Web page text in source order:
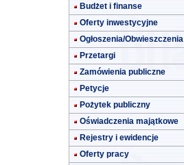
Budżet i finanse
Oferty inwestycyjne
Ogłoszenia/Obwieszczenia
Przetargi
Zamówienia publiczne
Petycje
Pożytek publiczny
Oświadczenia majątkowe
Rejestry i ewidencje
Oferty pracy